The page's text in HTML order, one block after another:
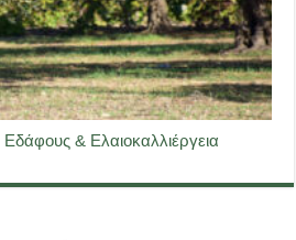
& Ελαιοκαλλιέργεια